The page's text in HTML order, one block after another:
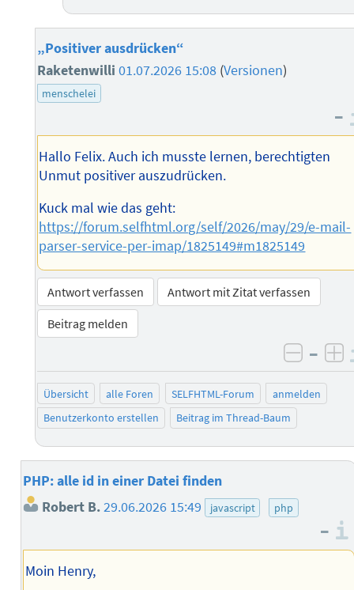
„Positiver ausdrücken“
Raketenwilli 01.07.2026 15:08 (Versionen)
menschelei
–
Hallo Felix. Auch ich musste lernen, berechtigten
Unmut positiver auszudrücken.
Kuck mal wie das geht:
https://forum.selfhtml.org/self/2026/may/29/e-mail-
parser-service-per-imap/1825149#m1825149
Antwort verfassen
Antwort mit Zitat verfassen
Beitrag melden
–
Übersicht alle Foren SELFHTML-Forum
anmelden
Benutzerkonto erstellen
Beitrag im Thread-Baum
PHP: alle id in einer Datei finden
Robert B.29.06.2026 15:49 javascript php
–
Moin Henry,